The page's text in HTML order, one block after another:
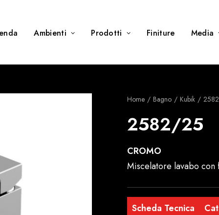
Ambienti Prodotti Finiture Media
Home Bagno Kubik
2582/25
CROMO
Miscelatore lavabo
Scheda Tecnica